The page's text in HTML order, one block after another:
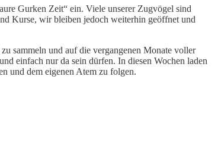
Gurken Zeit“ ein. Viele unserer Zugvögel sind
Kurse, wir bleiben jedoch weiterhin geöffnet und
sammeln und auf die vergangenen Monate voller
einfach nur da sein dürfen. In diesen Wochen laden
und dem eigenen Atem zu folgen.